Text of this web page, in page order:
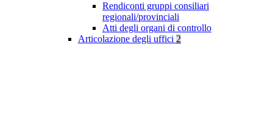
Rendiconti gruppi consiliari
regionali/provinciali
Atti degli organi di controllo
Articolazione degli uffici 2